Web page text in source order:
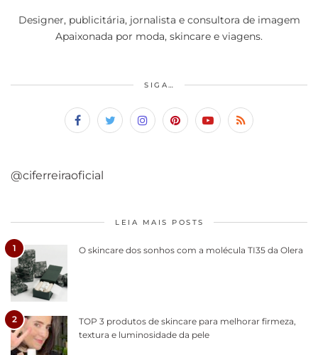
Designer, publicitária, jornalista e consultora de imagem
Apaixonada por moda, skincare e viagens.
SIGA…
@ciferreiraoficial
LEIA MAIS POSTS
1 O skincare dos sonhos com a molécula TI35 da Olera
2
TOP 3 produtos de skincare para melhorar firmeza,
textura e luminosidade da pele